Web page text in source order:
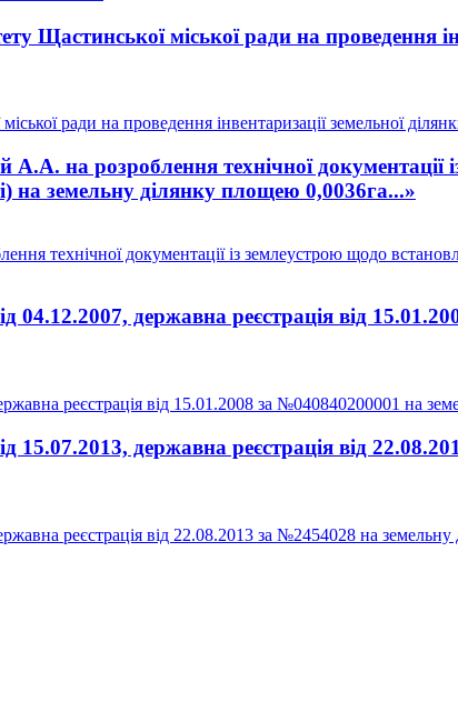
міської ради на проведення
ради на проведення інвентаризації земельної
на розроблення технічної документації
на земельну ділянку площею 0,0036га...»
технічної документації із землеустрою щодо
державна реєстрація від
реєстрація від 15.01.2008 за №040840200001 на
державна реєстрація від
реєстрація від 22.08.2013 за №2454028 на